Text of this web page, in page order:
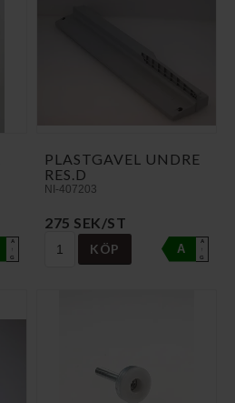
A
↑
G
PLASTGAVEL UNDRE
RES.D
NI-407203
275 SEK/ST
KÖP A
A
↑
G